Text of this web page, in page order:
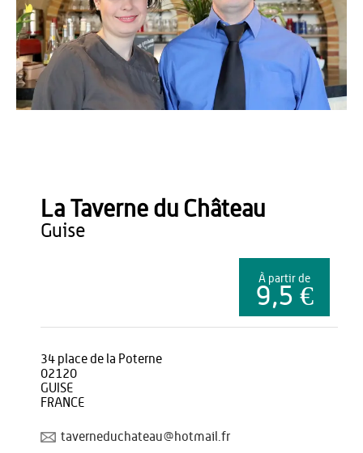
Office de tourisme du Pays de Thiérache
La Taverne du Château
guise
À partir de
9,5 €
34 place de la Poterne
02120
GUISE
FRANCE
taverneduchateau@hotmail.fr